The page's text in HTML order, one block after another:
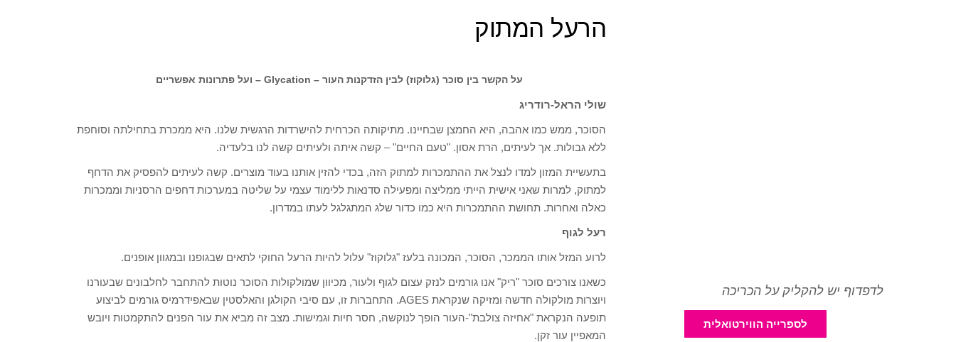
הרעל המתוק
על הקשר בין סוכר (גלוקוז) לבין הזדקנות העור – Glycation – ועל פתרונות אפשריים
שולי הראל-רודריג
הסוכר, ממש כמו אהבה, היא החמצן שבחיינו. מתיקותה הכרחית להישרדות הרגשית שלנו. היא ממכרת בתחילתה וסוחפת
ללא גבולות. אך לעיתים, הרת אסון. "טעם החיים" – קשה איתה ולעיתים קשה לנו בלעדיה.
בתעשיית המזון למדו לנצל את ההתמכרות למתוק הזה, בכדי להזין אותנו בעוד מוצרים. קשה לעיתים להפסיק את הדחף
למתוק, למרות שאני אישית הייתי ממליצה ומפעילה סדנאות ללימוד עצמי על שליטה במערכות דחפים הרסניות וממכרות
כאלה ואחרות. תחושת ההתמכרות היא כמו כדור שלג המתגלגל לעתו במדרון.
רעל לגוף
לרוע המזל אותו הממכר, הסוכר, המכונה בלעז "גלוקוז" עלול להיות הרעל החוקי לתאים שבגופנו ובמגוון אופנים.
כשאנו צורכים סוכר "ריק" אנו גורמים לנזק עצום לגוף ולעור, מכיוון שמולקולות הסוכר נוטות להתחבר לחלבונים שבעורנו
ויוצרות מולקולה חדשה ומזיקה שנקראת AGES. התחברות זו, עם סיבי הקולגן והאלסטין שבאפידרמיס גורמים לביצוע
תופעה הנקראת "אחיזה צולבת"-העור הופך לנוקשה, חסר חיות וגמישות. מצב זה מביא את עור הפנים להתקמטות ויובש
המאפיין עור זקן.
לדפדוף יש להקליק על הכריכה
לספרייה הווירטואלית